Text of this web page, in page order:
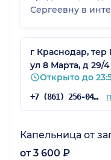
Сергеевну в
важно, что она
запросам. Уже
понравилось с
несколько
ушла
г Краснодар,
ул 8 Марта, д 29/4
Открыто до
+7 (861) 256-04-06
Капельница от
от 3 600 ₽